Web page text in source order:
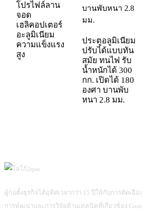
โปรไฟล์ลาน
จอด
เฮลิคอปเตอร์
อะลูมิเนียม
ความแข็งแรง
สูง
ประตูอลูมิเนียม
ปรับได้แบบทัน
สมัย ​​ทนไฟ รับ
น้ำหนักได้ 300
กก. เปิดได้ 180
องศา บานพับ
หนา 2.8 มม.
ผู้ก่อตั้งธุรกิจได้อุทิศเวลากว่า 15 ปีให้กับการตัดเฉื
การพัฒนาและการวิจัยด้านเทคนิคที่เกี่ยวข้อง